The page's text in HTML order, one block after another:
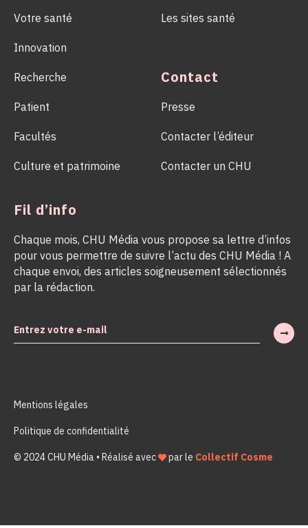
Votre santé
Innovation
Recherche
Patient
Facultés
Culture et patrimoine
Les sites santé
Contact
Presse
Contacter l’éditeur
Contacter un CHU
Fil d’info
Chaque mois, CHU Média vous propose sa lettre d’infos
pour vous permettre de suivre l’actu des CHU Média ! A
chaque envoi, des articles soigneusement sélectionnés
par la rédaction.
Mentions légales
Politique de confidentialité
© 2024 CHU Média • Réalisé avec par le Collectif Cosme